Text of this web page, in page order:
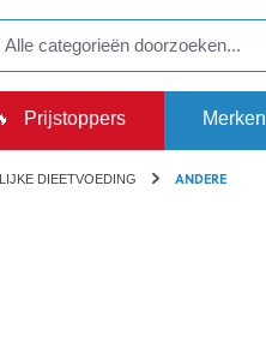
Prijstoppers Merken
DIEETVOEDING ANDERE